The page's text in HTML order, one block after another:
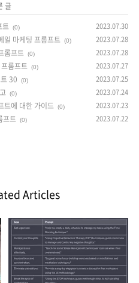
글
(0) 2023.07.30
일 마케팅 프롬프트 (0) 2023.07.28
롬프트 (0) 2023.07.28
롬프트 (0) 2023.07.27
30 (0) 2023.07.25
(0) 2023.07.24
트에 대한 가이드 (0) 2023.07.23
트 (0) 2023.07.22
Articles